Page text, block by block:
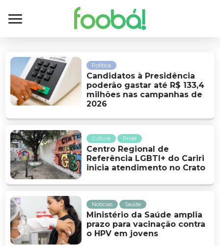
foobá!
Política
Candidatos à Presidência
poderão gastar até R$ 133,4
milhões nas campanhas de
2026
Cultura Pride
Centro Regional de
Referência LGBTI+ do Cariri
inicia atendimento no Crato
Notícias Saúde
Ministério da Saúde amplia
prazo para vacinação contra
o HPV em jovens